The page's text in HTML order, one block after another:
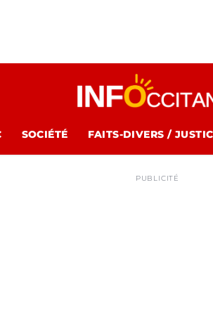
SOCIÉTÉ FAITS-DIVERS /
PUBLICITÉ